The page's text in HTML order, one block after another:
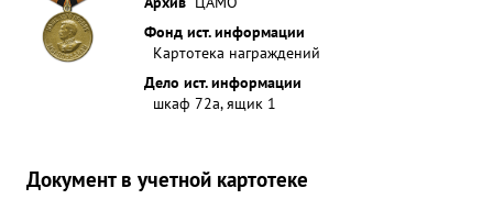
Фонд ист. информации
Картотека награждений
Дело ист. информации
шкаф 72а, ящик 1
Документ в учетной картотеке